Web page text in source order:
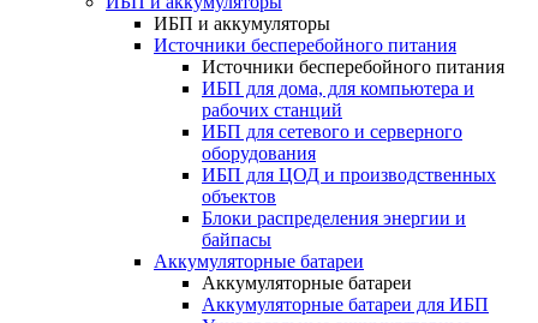
ИБП и аккумуляторы
Источники бесперебойного питания
Источники бесперебойного питания
ИБП для дома, для компьютера и
рабочих станций
ИБП для сетевого и серверного
оборудования
ИБП для ЦОД и производственных
объектов
Блоки распределения энергии и
байпасы
Аккумуляторные батареи
Аккумуляторные батареи
Аккумуляторные батареи для ИБП